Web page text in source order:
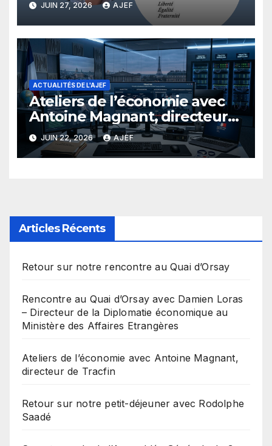
économique au Ministère des
Affaires Etrangères
JUIN 27, 2026 AJEF
ACTUALITÉS DE L'AJEF
Ateliers de l’économie avec
Antoine Magnant, directeur
de Tracfin
JUIN 22, 2026 AJEF
Articles Récents
Retour sur notre rencontre au Quai d’Orsay
Rencontre au Quai d’Orsay avec Damien Loras
– Directeur de la Diplomatie économique au
Ministère des Affaires Etrangères
Ateliers de l’économie avec Antoine Magnant,
directeur de Tracfin
Retour sur notre petit-déjeuner avec Rodolphe
Saadé